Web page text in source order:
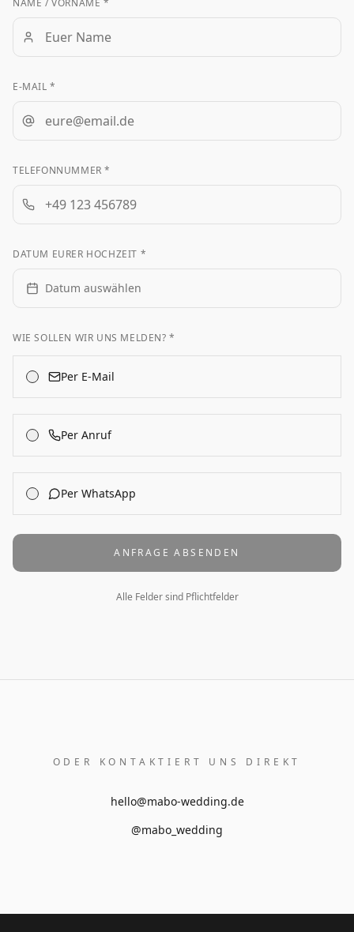
NAME / VORNAME *
E-MAIL *
TELEFONNUMMER *
DATUM EURER HOCHZEIT *
Datum auswählen
WIE SOLLEN WIR UNS MELDEN? *
Per E-Mail
Per Anruf
Per WhatsApp
ANFRAGE ABSENDEN
Alle Felder sind Pflichtfelder
ODER KONTAKTIERT UNS DIREKT
hello@mabo-wedding.de
@mabo_wedding